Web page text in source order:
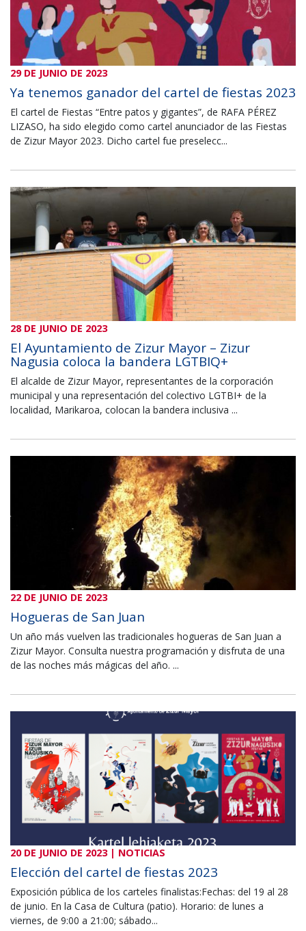
29 DE JUNIO DE 2023
Ya tenemos ganador del cartel de fiestas 2023
El cartel de Fiestas “Entre patos y gigantes”, de RAFA PÉREZ
LIZASO, ha sido elegido como cartel anunciador de las Fiestas
de Zizur Mayor 2023. Dicho cartel fue preselecc...
28 DE JUNIO DE 2023
El Ayuntamiento de Zizur Mayor – Zizur
Nagusia coloca la bandera LGTBIQ+
El alcalde de Zizur Mayor, representantes de la corporación
municipal y una representación del colectivo LGTBI+ de la
localidad, Marikaroa, colocan la bandera inclusiva ...
22 DE JUNIO DE 2023
Hogueras de San Juan
Un año más vuelven las tradicionales hogueras de San Juan a
Zizur Mayor. Consulta nuestra programación y disfruta de una
de las noches más mágicas del año. ...
20 DE JUNIO DE 2023 | NOTICIAS
Elección del cartel de fiestas 2023
Exposición pública de los carteles finalistas:Fechas: del 19 al 28
de junio. En la Casa de Cultura (patio). Horario: de lunes a
viernes, de 9:00 a 21:00; sábado...